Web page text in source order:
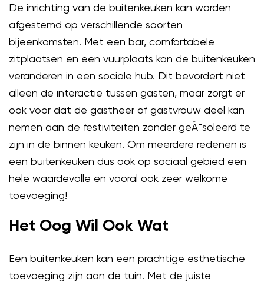
De inrichting van de buitenkeuken kan worden
afgestemd op verschillende soorten
bijeenkomsten. Met een bar, comfortabele
zitplaatsen en een vuurplaats kan de buitenkeuken
veranderen in een sociale hub. Dit bevordert niet
alleen de interactie tussen gasten, maar zorgt er
ook voor dat de gastheer of gastvrouw deel kan
nemen aan de festiviteiten zonder geÃ¯soleerd te
zijn in de binnen keuken. Om meerdere redenen is
een buitenkeuken dus ook op sociaal gebied een
hele waardevolle en vooral ook zeer welkome
toevoeging!
Het Oog Wil Ook Wat
Een buitenkeuken kan een prachtige esthetische
toevoeging zijn aan de tuin. Met de juiste